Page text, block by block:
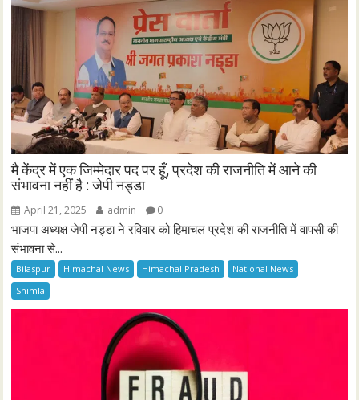
मै केंद्र में एक जिम्मेदार पद पर हूँ, प्रदेश की राजनीति में आने की
संभावना नहीं है : जेपी नड्डा
April 21, 2025 admin 0
भाजपा अध्यक्ष जेपी नड्डा ने रविवार को हिमाचल प्रदेश की राजनीति में वापसी की
संभावना से...
Bilaspur Himachal News Himachal Pradesh
National News
Shimla